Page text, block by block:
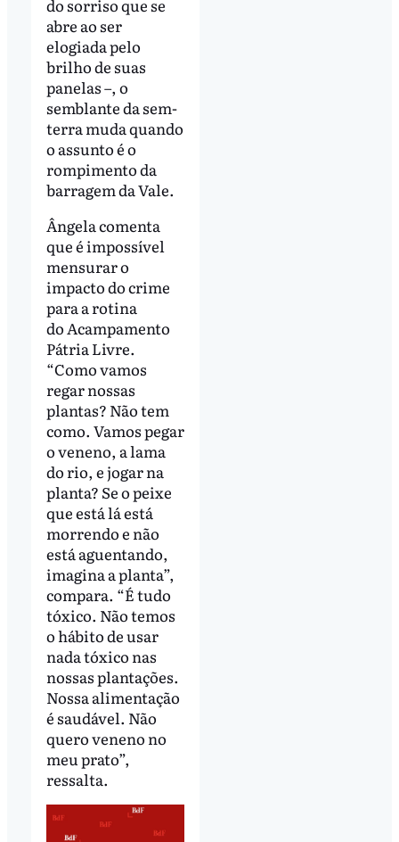
do sorriso que se
abre ao ser
elogiada pelo
brilho de suas
panelas –, o
semblante da sem-
terra muda quando
o assunto é o
rompimento da
barragem da Vale.
Ângela comenta
que é impossível
mensurar o
impacto do crime
para a rotina
do Acampamento
Pátria Livre.
“Como vamos
regar nossas
plantas? Não tem
como. Vamos pegar
o veneno, a lama
do rio, e jogar na
planta? Se o peixe
que está lá está
morrendo e não
está aguentando,
imagina a planta”,
compara. “É tudo
tóxico. Não temos
o hábito de usar
nada tóxico nas
nossas plantações.
Nossa alimentação
é saudável. Não
quero veneno no
meu prato”,
ressalta.